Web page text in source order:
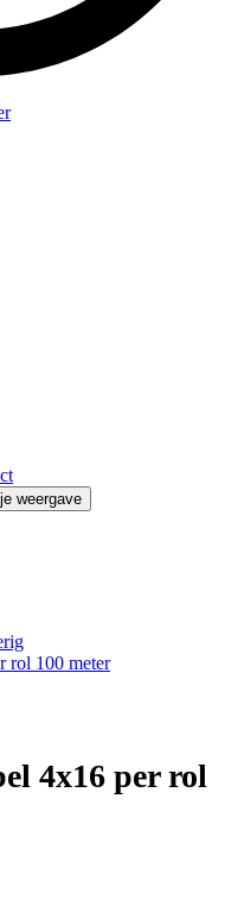
weergave
rol 100 meter
4x16 per rol